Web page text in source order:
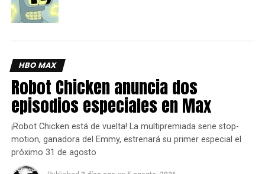
HBO MAX
Robot Chicken anuncia dos
episodios especiales en Max
¡Robot Chicken está de vuelta! La multipremiada serie stop-
motion, ganadora del Emmy, estrenará su primer especial el
próximo 31 de agosto